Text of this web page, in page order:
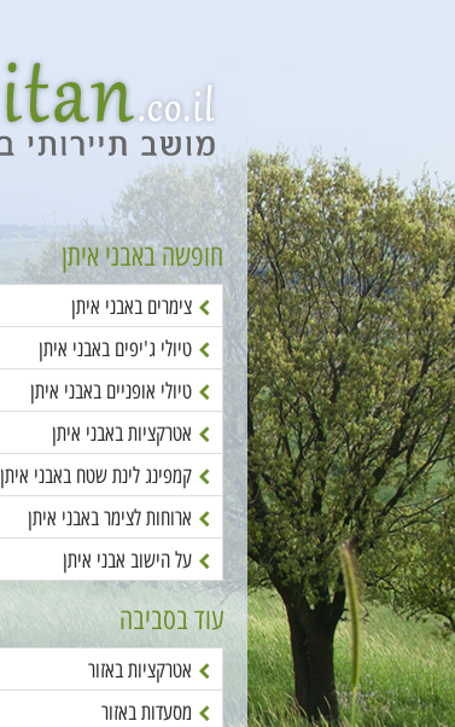
חופשה באבני איתן
צימרים באבני איתן
טיולי ג'יפים באבני איתן
טיולי אופניים באבני איתן
אטרקציות באבני איתן
קמפינג לינת שטח באבני איתן
ארוחות לצימר באבני איתן
על הישוב אבני איתן
עוד בסביבה
אטרקציות באזור
מסעדות באזור